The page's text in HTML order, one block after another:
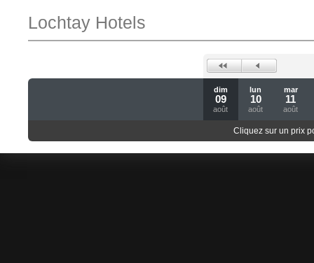
Lochtay Hotels
dim
09
août
lun
10
août
mar
11
août
Cliquez sur un prix